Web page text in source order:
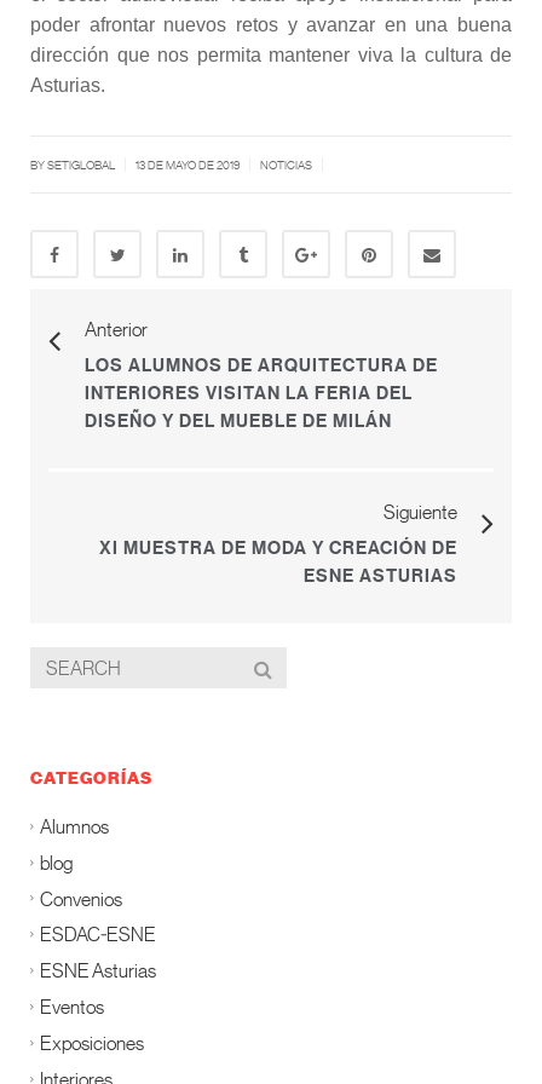
poder afrontar nuevos retos y avanzar en una buena
dirección que nos permita mantener viva la cultura de
Asturias.
BY SETIGLOBAL 13 DE MAYO DE 2019 NOTICIAS
Anterior
LOS ALUMNOS DE ARQUITECTURA DE
INTERIORES VISITAN LA FERIA DEL
DISEÑO Y DEL MUEBLE DE MILÁN
Siguiente
XI MUESTRA DE MODA Y CREACIÓN DE
ESNE ASTURIAS
CATEGORÍAS
Alumnos
blog
Convenios
ESDAC-ESNE
ESNE Asturias
Eventos
Exposiciones
Interiores